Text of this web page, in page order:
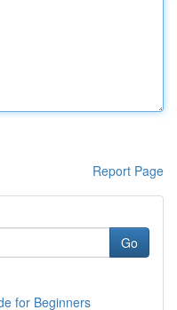
Report Page
Go
for Beginners